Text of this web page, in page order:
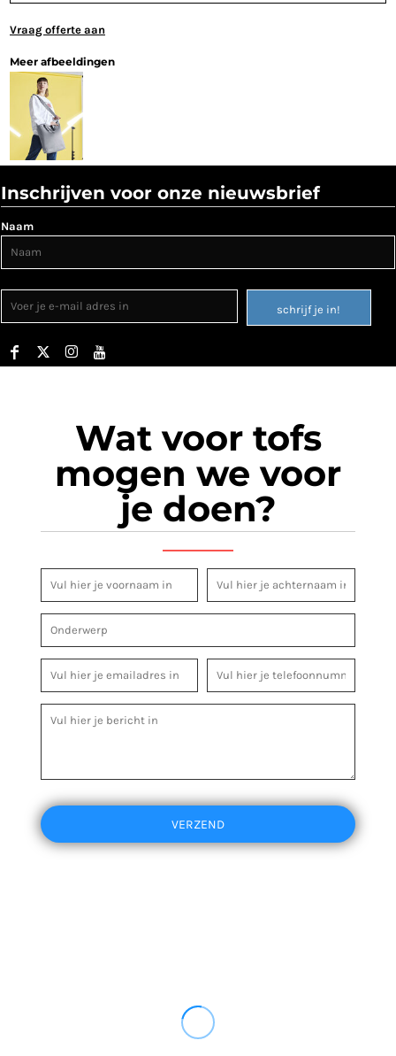
Vraag offerte aan
Meer afbeeldingen
Inschrijven voor onze nieuwsbrief
Naam
schrijf je in!
Wat voor tofs
mogen we voor
je doen?
VERZEND